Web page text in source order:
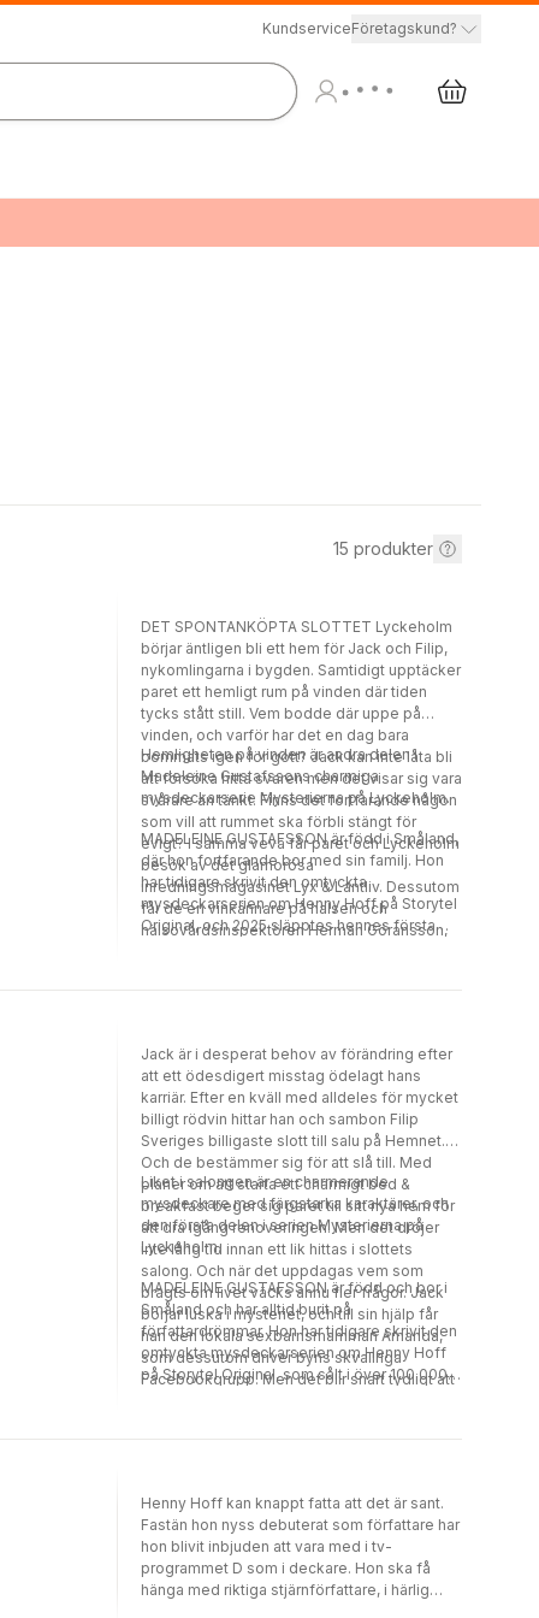
KundserviceFöretagskund?
15 produkter
DET SPONTANKÖPTA SLOTTET Lyckeholm
börjar äntligen bli ett hem för Jack och Filip,
nykomlingarna i bygden. Samtidigt upptäcker
paret ett hemligt rum på vinden där tiden
tycks stått still. Vem bodde där uppe på
vinden, och varför har det en dag bara
bommats igen för gott? Jack kan inte låta bli
att försöka hitta svaren men det visar sig vara
svårare än tänkt. Finns det fortfarande någon
som vill att rummet ska förbli stängt för
evigt? I samma veva får paret och Lyckeholm
besök av det glamorösa
inredningsmagasinet Lyx & Lantliv. Dessutom
får de en vinkännare på halsen och
hälsovårdsinspektören Herman Göransson,
Amanda beter sig konstigt och vem är
inser att bevisen pekar mot honom själv blir
det jobbigt på riktigt
Hemligheten på vinden är andra delen i
Madeleine Gustafssons charmiga
mysdeckarserie Mysterierna på Lyckeholm.
MADELEINE GUSTAFSSON är född i Småland,
där hon fortfarande bor med sin familj. Hon
har tidigare skrivit den omtyckta
mysdeckarserien om Henny Hoff på Storytel
Original, och 2025 släpptes hennes första
Jack är i desperat behov av förändring efter
att ett ödesdigert misstag ödelagt hans
karriär. Efter en kväll med alldeles för mycket
billigt rödvin hittar han och sambon Filip
Sveriges billigaste slott till salu på Hemnet.
Och de bestämmer sig för att slå till. Med
planer om att starta ett charmigt bed &
breakfast beger sig paret till sitt nya hem för
att dra igång renoveringen. Men det dröjer
inte lång tid innan ett lik hittas i slottets
salong. Och när det uppdagas vem som
bragts om livet väcks ännu fler frågor. Jack
börjar luska i mysteriet, och till sin hjälp får
han den lokala sexbarnsmamman Amanda,
som dessutom driver byns skvallriga
Facebookgrupp. Men det blir snart tydligt att
Liket i salongen är en charmerande
mysdeckare med färgstarka karaktärer, och
den första delen i serien Mysterierna på
Lyckeholm.
MADELEINE GUSTAFSSON är född och bor i
Småland och har alltid burit på
författardrömmar. Hon har tidigare skrivit den
omtyckta mysdeckarserien om Henny Hoff
på Storytel Original, som sålt i över 100 000
Henny Hoff kan knappt fatta att det är sant.
Fastän hon nyss debuterat som författare har
hon blivit inbjuden att vara med i tv-
programmet D som i deckare. Hon ska få
hänga med riktiga stjärnförfattare, i härlig